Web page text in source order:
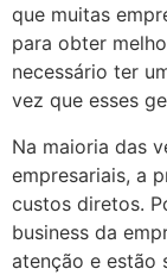
que muitas
para obter
necessário ter
vez que esses
Na maioria das
empresariais, a
custos diretos.
business da
atenção e estão